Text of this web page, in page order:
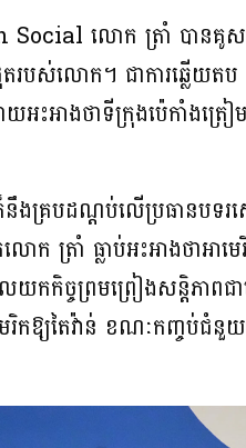
Social លោក ត្រាំ បានគូ
ស់លោក។ ជាការឆ្លើយតប
ាងថាទីក្រុងប៉េកាំងត្រៀម
ងគ្របដណ្តប់លើប្រធានបទរ
ោក ត្រាំ ធ្លាប់អះអាងថាអា
កកិច្ចព្រមព្រៀងសន្តិភា
កឱ្យតៃវ៉ាន់ ខណៈកញ្ចប់ជំនួ